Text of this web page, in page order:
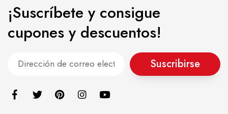
¡Suscríbete y consigue
cupones y descuentos!
Suscribirse